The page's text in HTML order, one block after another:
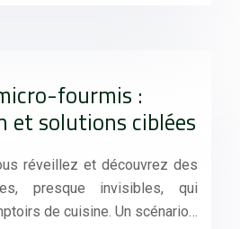
fourmis :
et solutions ciblées
réveillez et découvrez des
presque invisibles, qui
de cuisine. Un scénario…